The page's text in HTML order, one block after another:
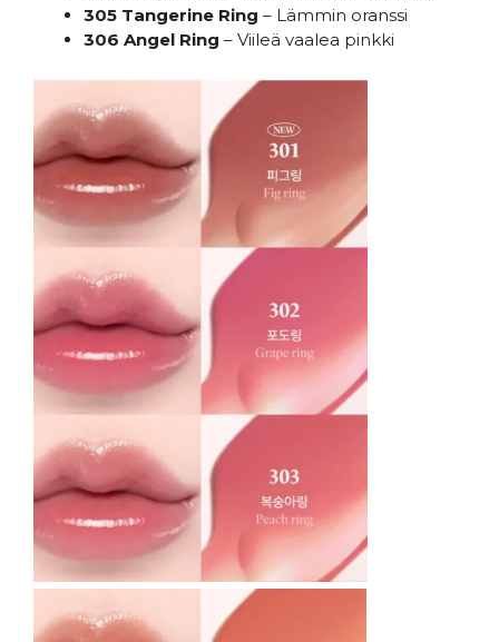
305 Tangerine Ring – Lämmin oranssi
306 Angel Ring – Viileä vaalea pinkki